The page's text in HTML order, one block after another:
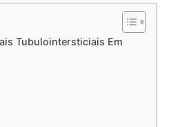
Tubulointersticiais Em